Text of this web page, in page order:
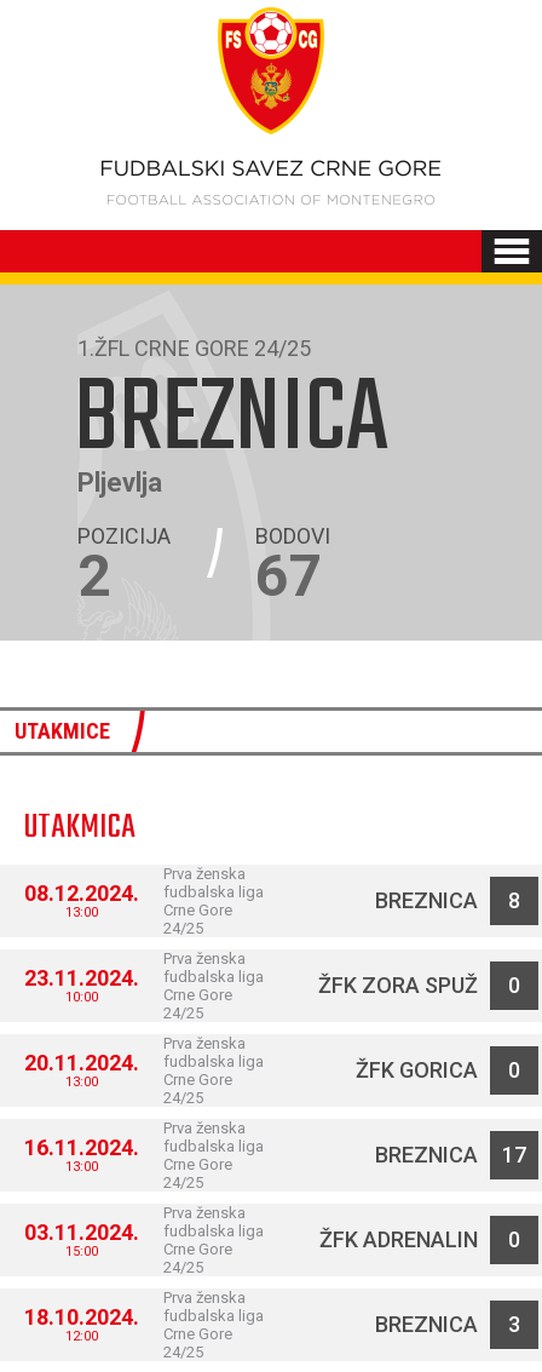
1.ŽFL CRNE GORE 24/25
BREZNICA
Pljevlja
POZICIJA
2
BODOVI
67
UTAKMICE
UTAKMICA
08.12.2024.
13:00
Prva ženska
fudbalska liga
Crne Gore
24/25
BREZNICA 8
23.11.2024.
10:00
Prva ženska
fudbalska liga
Crne Gore
24/25
ŽFK ZORA SPUŽ 0
20.11.2024.
13:00
Prva ženska
fudbalska liga
Crne Gore
24/25
ŽFK GORICA 0
16.11.2024.
13:00
Prva ženska
fudbalska liga
Crne Gore
24/25
BREZNICA 17
03.11.2024.
15:00
Prva ženska
fudbalska liga
Crne Gore
24/25
ŽFK ADRENALIN 0
18.10.2024.
12:00
Prva ženska
fudbalska liga
Crne Gore
24/25
BREZNICA 3